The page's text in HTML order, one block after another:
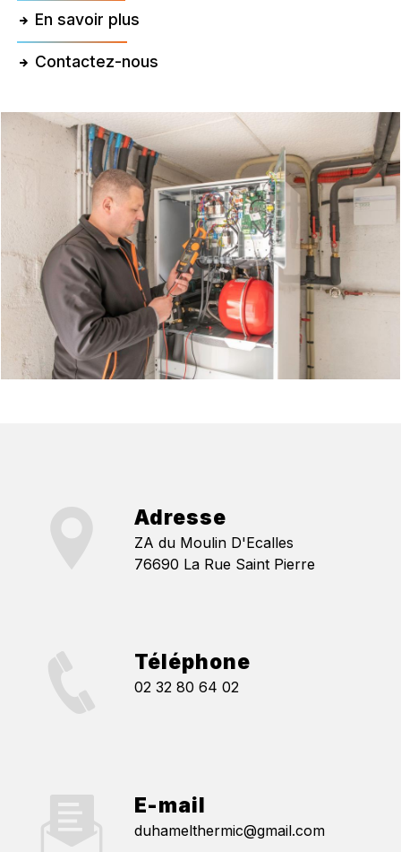
En savoir plus
Contactez-nous
Adresse
ZA du Moulin D'Ecalles
76690 La Rue Saint Pierre
Téléphone
02 32 80 64 02
E-mail
duhamelthermic@gmail.com